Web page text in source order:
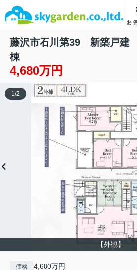
お
藤沢市石川第39 新築戸建
棟
4,680万円
【外観】
1 /2
価格 4,680万円